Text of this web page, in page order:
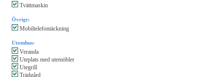
Tvättmaskin
Övrigt:
Mobiltelefontäckning
Utomhus:
Veranda
Uteplats med utemöbler
Utegrill
Trädgård